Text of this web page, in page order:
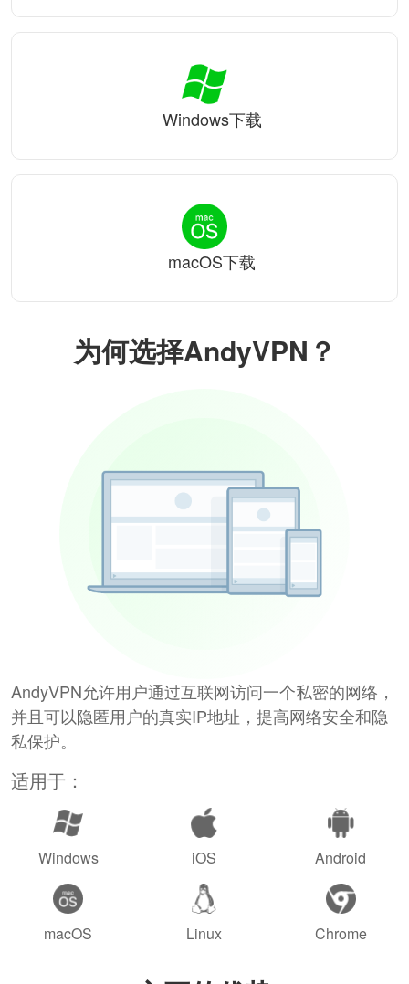
为何选择AndyVPN？
AndyVPN允许用户通过互联网访问一个私密的网络，
并且可以隐匿用户的真实IP地址，提高网络安全和隐
私保护。
适用于：
Windows iOS Android
macOS Linux Chrome
Windows下载
macOS下载